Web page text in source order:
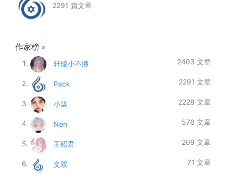
2291 篇文章
作家榜 »
轩辕小不懂
2403 文章
Pack 2291 文章
小柒 2228 文章
Nen 576 文章
王昭君 209 文章
文双 71 文章